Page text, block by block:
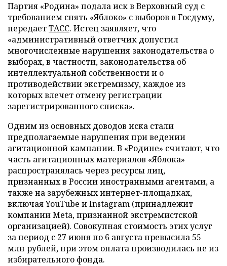
Партия «Родина» подала иск в Верховный суд с
требованием снять «Яблоко» с выборов в Госдуму,
передаетТАСС. Истец заявляет, что
«административный ответчик допустил
многочисленные нарушения законодательства о
выборах, в частности, законодательства об
интеллектуальной собственности и о
противодействии экстремизму, каждое из
которых влечет отмену регистрации
зарегистрированного списка».
Одним из основных доводов иска стали
предполагаемые нарушения при ведении
агитационной кампании. В «Родине» считают, что
часть агитационных материалов «Яблока»
распространялась через ресурсы лиц,
признанных в России иностранными агентами, а
также на зарубежных интернет-площадках,
включая YouTube и Instagram (принадлежит
компании Meta, признанной экстремистской
организацией). Совокупная стоимость этих услуг
за период с 27 июня по 6 августа превысила 55
млн рублей, при этом оплата производилась не из
избирательного фонда.